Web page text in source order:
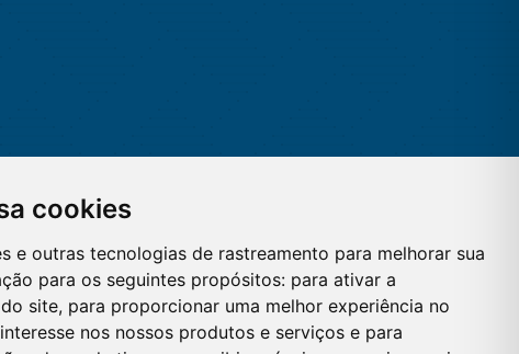
cookies
e outras tecnologias de rastreamento para melhorar sua
para os seguintes propósitos: para ativar a
site, para proporcionar uma melhor experiência no
nos nossos produtos e serviços e para